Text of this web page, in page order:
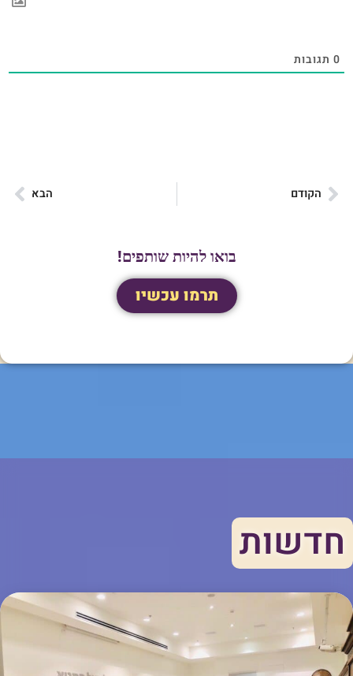
0 תגובות
הקודם הבא
בואו להיות שותפים!
תרמו עכשיו
חדשות